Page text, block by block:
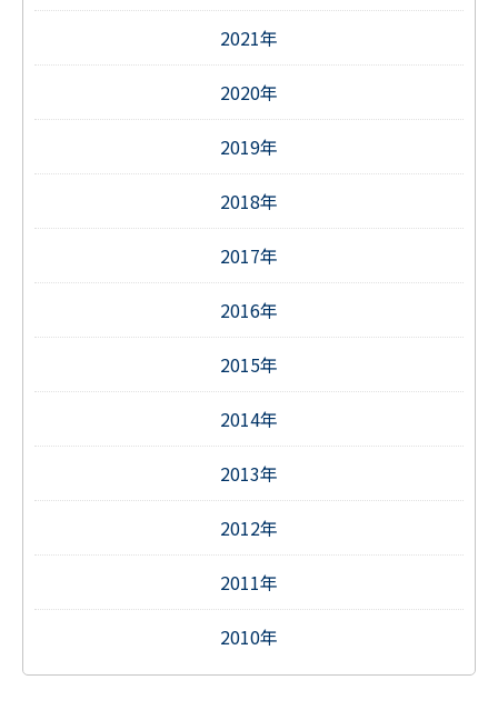
2021年
2020年
2019年
2018年
2017年
2016年
2015年
2014年
2013年
2012年
2011年
2010年